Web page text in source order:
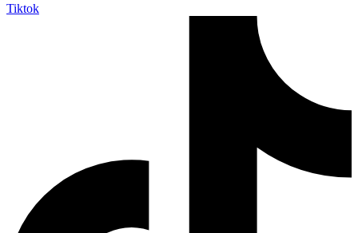
Tiktok